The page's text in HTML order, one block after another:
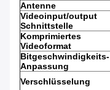
Antenne
Videoinput/output
Schnittstelle
Komprimiertes
Videoformat
Bitgeschwindigkeits-
Anpassung
Verschlüsselung